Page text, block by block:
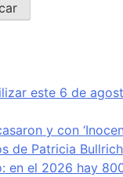
este 6 de
y con
de Patricia
en el 2026 hay